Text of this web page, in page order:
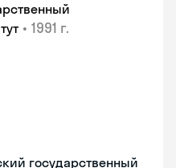
• 1991 г.
государственный